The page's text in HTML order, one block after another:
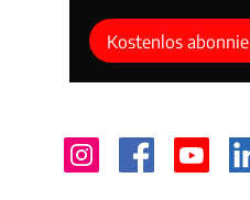
Kostenlos